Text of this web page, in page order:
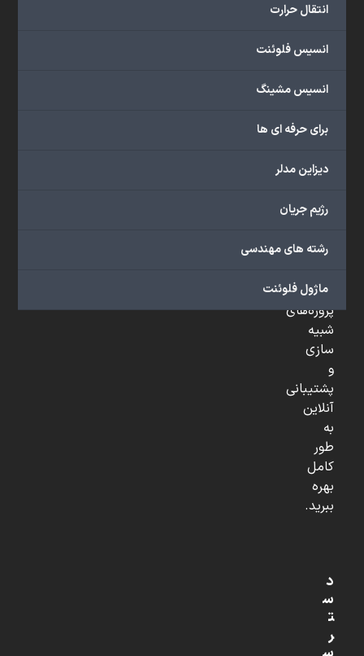
انتقال حرارت
انسیس فلوئنت
انسیس مشینگ
برای حرفه ای ها
دیزاین مدلر
رژیم جریان
رشته های مهندسی
ماژول فلوئنت
می‌دهد.
می‌توانید
خدمات
گروه
شامل
آموزشی،
آموزشی،
تخصصی،
پروژه‌های
شبیه
سازی
و
پشتیبانی
آنلاین
به
طور
کامل
بهره
ببرید.
د
س
ت
ر